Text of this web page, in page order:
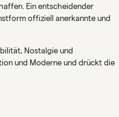
Ein entscheidender
offiziell anerkannte und
Nostalgie und
und Moderne und drückt die